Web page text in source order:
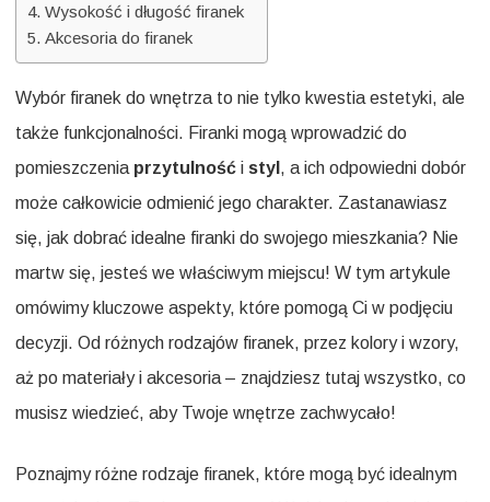
Wysokość i długość firanek
Akcesoria do firanek
Wybór firanek do wnętrza to nie tylko kwestia estetyki, ale
także funkcjonalności. Firanki mogą wprowadzić do
pomieszczenia przytulność i styl , a ich odpowiedni dobór
może całkowicie odmienić jego charakter. Zastanawiasz
się, jak dobrać idealne firanki do swojego mieszkania? Nie
martw się, jesteś we właściwym miejscu! W tym artykule
omówimy kluczowe aspekty, które pomogą Ci w podjęciu
decyzji. Od różnych rodzajów firanek, przez kolory i wzory,
aż po materiały i akcesoria – znajdziesz tutaj wszystko, co
musisz wiedzieć, aby Twoje wnętrze zachwycało!
Poznajmy różne rodzaje firanek, które mogą być idealnym